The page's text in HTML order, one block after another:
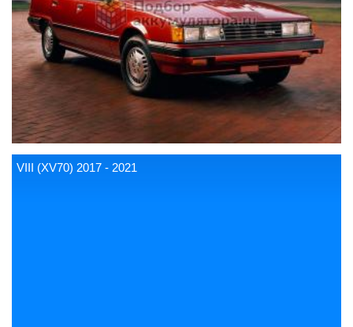
VIII (XV70) 2017 - 2021